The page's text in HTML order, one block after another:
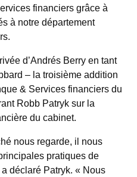
financiers grâce à
à notre département
d’Andrés Berry en tant
– la troisième addition
& Services financiers du
Robb Patryk sur la
du cabinet.
nous regarde, il nous
pratiques de
déclaré Patryk. « Nous